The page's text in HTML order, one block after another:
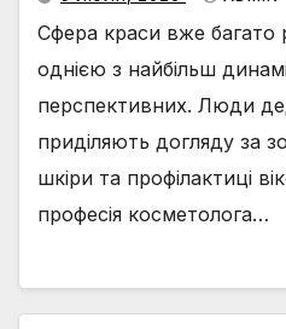
Сфера краси вже багато
однією з найбільш
перспективних. Люди
приділяють догляду за
шкіри та профілактиці
професія косметолога…